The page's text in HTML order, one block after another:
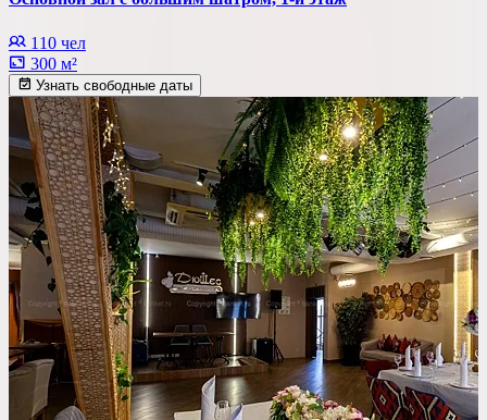
110 чел
300 м²
Узнать свободные даты